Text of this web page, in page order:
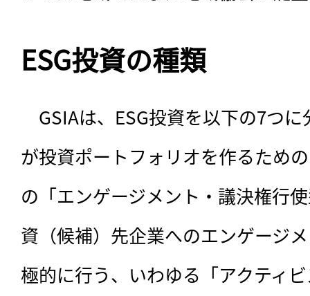
ESG投資の種類
GSIAは、ESG投資を以下の7つ
が投資ポートフォリオを作るため
の「エンゲージメント・議決権行
資（候補）先企業へのエンゲージ
極的に行う、いわゆる「アクティ